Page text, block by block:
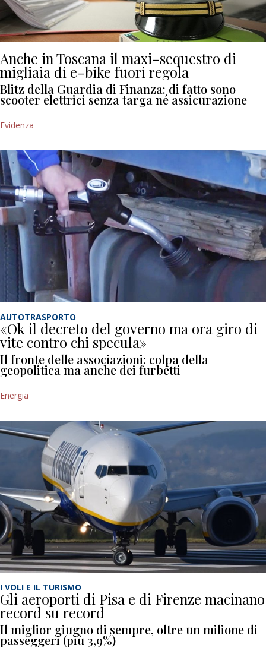
Anche in Toscana il maxi-sequestro di
migliaia di e-bike fuori regola
Blitz della Guardia di Finanza: di fatto sono
scooter elettrici senza targa né assicurazione
Evidenza
AUTOTRASPORTO
«Ok il decreto del governo ma ora giro di
vite contro chi specula»
Il fronte delle associazioni: colpa della
geopolitica ma anche dei furbetti
Energia
I VOLI E IL TURISMO
Gli aeroporti di Pisa e di Firenze macinano
record su record
Il miglior giugno di sempre, oltre un milione di
passeggeri (più 3,9%)